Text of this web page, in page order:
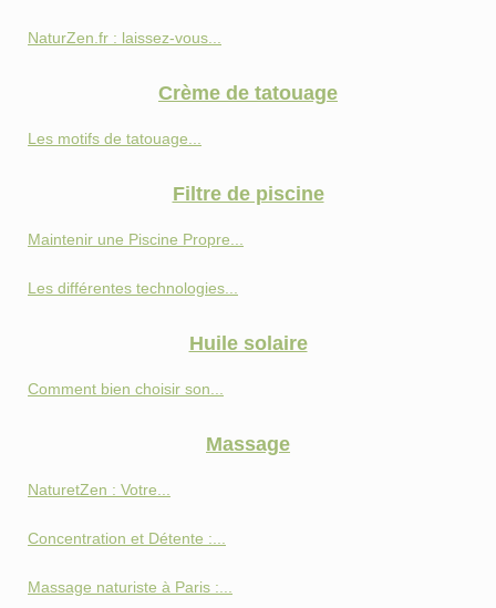
NaturZen.fr : laissez-vous...
Crème de tatouage
Les motifs de tatouage...
Filtre de piscine
Maintenir une Piscine Propre...
Les différentes technologies...
Huile solaire
Comment bien choisir son...
Massage
NaturetZen : Votre...
Concentration et Détente :...
Massage naturiste à Paris :...